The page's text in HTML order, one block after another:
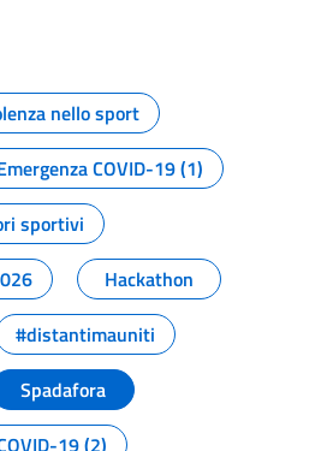
della pagina
nello sport
COVID-19 (1)
sportivi
Hackathon
#distantimauniti
Spadafora
19 (2)